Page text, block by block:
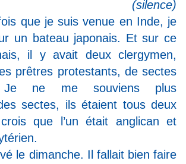
(silence)
que je suis venue en Inde, je
un bateau japonais. Et sur ce
il y avait deux clergymen,
prêtres protestants, de sectes
Je ne me souviens plus
sectes, ils étaient tous deux
que l’un était anglican et
le dimanche. Il fallait bien faire